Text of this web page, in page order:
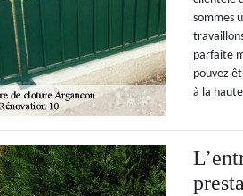
sommes
parfaite
pouvez
à la